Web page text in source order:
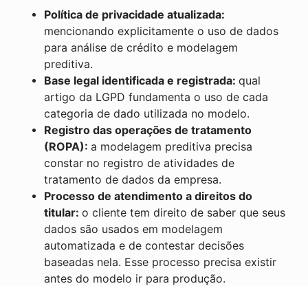
Política de privacidade atualizada:
mencionando explicitamente o uso de dados
para análise de crédito e modelagem
preditiva.
Base legal identificada e registrada: qual
artigo da LGPD fundamenta o uso de cada
categoria de dado utilizada no modelo.
Registro das operações de tratamento
(ROPA): a modelagem preditiva precisa
constar no registro de atividades de
tratamento de dados da empresa.
Processo de atendimento a direitos do
titular: o cliente tem direito de saber que seus
dados são usados em modelagem
automatizada e de contestar decisões
baseadas nela. Esse processo precisa existir
antes do modelo ir para produção.